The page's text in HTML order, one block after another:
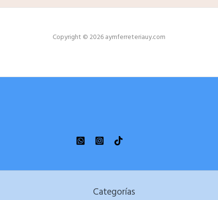
Copyright © 2026 aymferreteriauy.com
Categorías